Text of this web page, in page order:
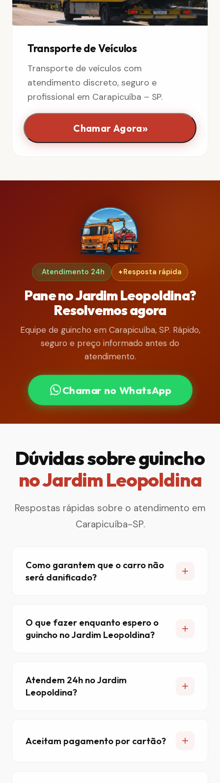
Transporte de Veículos
Transporte de veículos com
atendimento discreto, seguro e
profissional em Carapicuíba – SP.
Chamar Agora»
Atendimento 24h Resposta rápida
Pane no Jardim Leopoldina?
Resolvemos agora
Equipe de guincho em Carapicuíba, SP. Rápido,
seguro e preço informado antes do
atendimento.
Chamar no WhatsApp
Dúvidas sobre guincho
no Jardim Leopoldina
Respostas rápidas sobre o atendimento em
Carapicuíba-SP.
Como garantem que o carro não
será danificado?
O que fazer enquanto espero o
guincho no Jardim Leopoldina?
Atendem 24h no Jardim
Leopoldina?
Aceitam pagamento por cartão?